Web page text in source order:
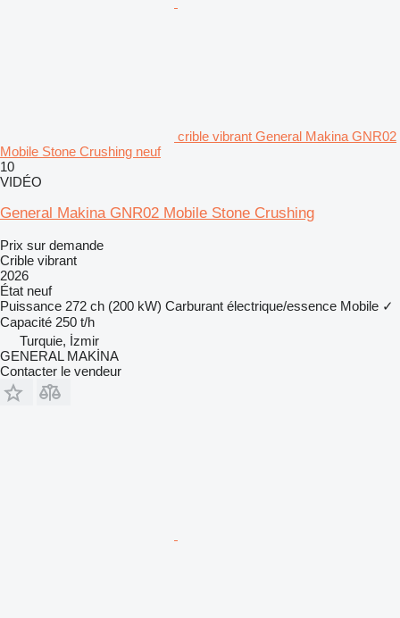
crible vibrant General Makina GNR02
Mobile Stone Crushing neuf
10
VIDÉO
General Makina GNR02 Mobile Stone Crushing
Prix sur demande
Crible vibrant
2026
État neuf
Puissance 272 ch (200 kW) Carburant électrique/essence Mobile ✓
Capacité 250 t/h
Turquie, İzmir
GENERAL MAKİNA
Contacter le vendeur